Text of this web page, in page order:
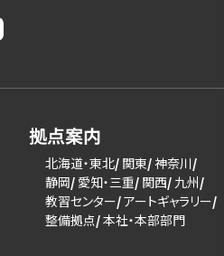
拠点案内
北海道・東北 関東 神奈川
静岡 愛知・三重 関西 九州
教習センター アートギャラリー
整備拠点 本社・本部部門